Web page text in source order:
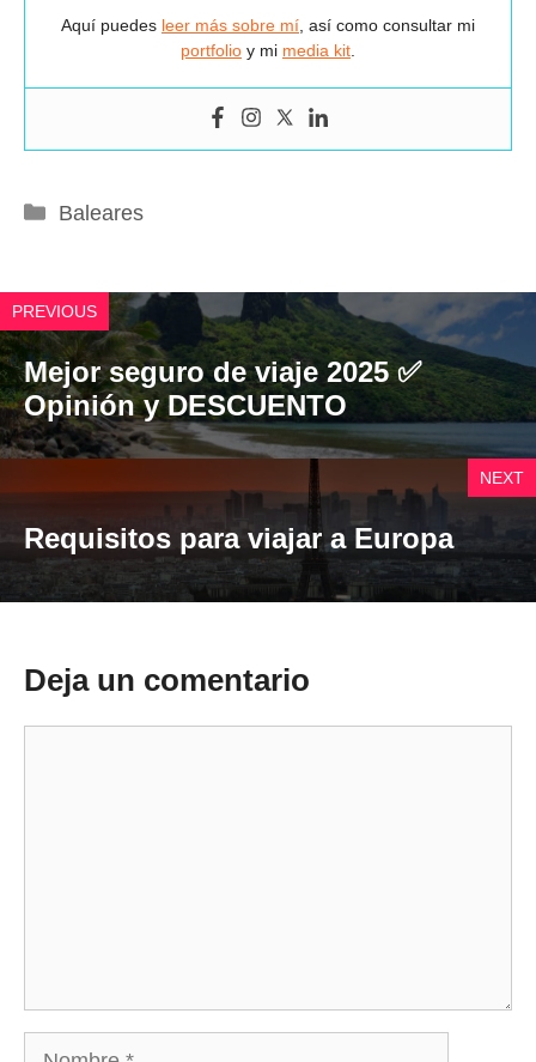
Aquí puedes leer más sobre mí , así como consultar mi
portfolio y mi media kit
Categorías
Baleares
PREVIOUS
Mejor seguro de viaje 2025 ✅
Opinión y DESCUENTO
NEXT
Requisitos para viajar a Europa
Deja un comentario
Nombre